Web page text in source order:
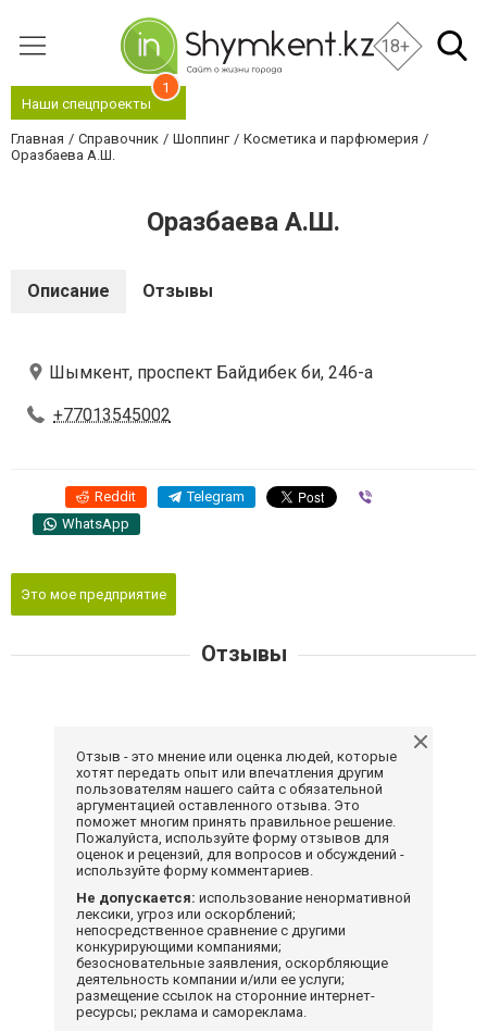
18+
Наши спецпроекты
1
Главная Справочник Шоппинг
Косметика и парфюмерия
Оразбаева А.Ш.
Оразбаева А.Ш.
Описание Отзывы
Шымкент, проспект Байдибек би, 246-а
+77013545002
Reddit Telegram
WhatsApp
Это мое предприятие
Отзывы
Отзыв - это мнение или оценка людей, которые
хотят передать опыт или впечатления другим
пользователям нашего сайта с обязательной
аргументацией оставленного отзыва. Это
поможет многим принять правильное решение.
Пожалуйста, используйте форму отзывов для
оценок и рецензий, для вопросов и обсуждений -
используйте форму комментариев.
Не допускается: использование ненормативной
лексики, угроз или оскорблений;
непосредственное сравнение с другими
конкурирующими компаниями;
безосновательные заявления, оскорбляющие
деятельность компании и/или ее услуги;
размещение ссылок на сторонние интернет-
ресурсы; реклама и самореклама.